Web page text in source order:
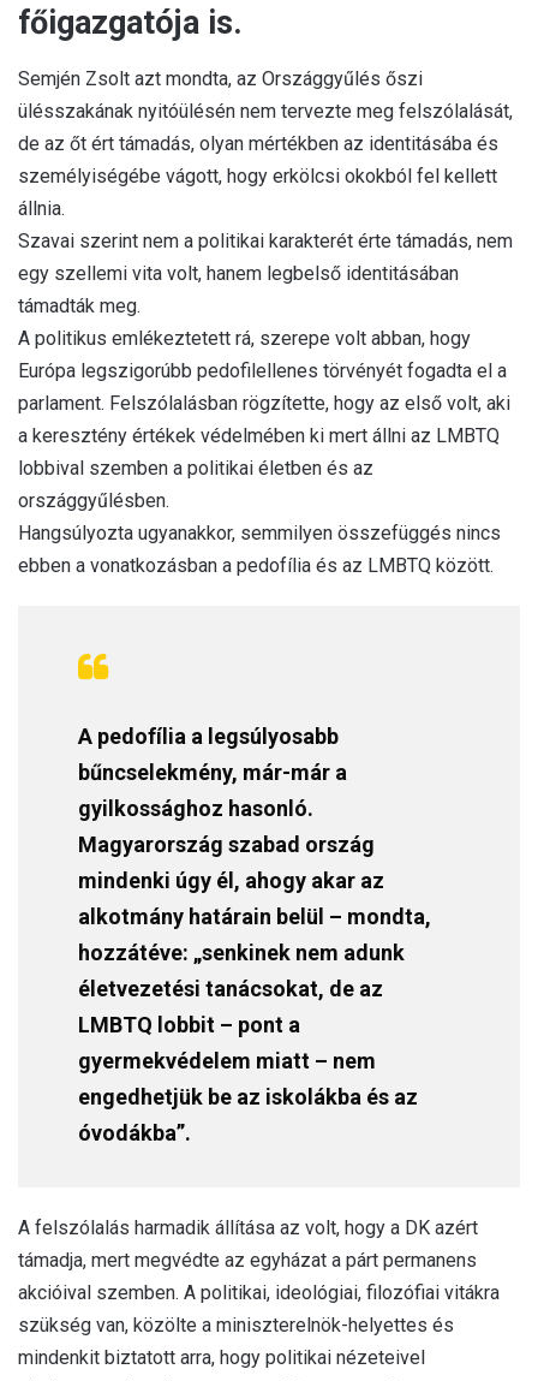
főigazgatója is.
Semjén Zsolt azt mondta, az Országgyűlés őszi
ülésszakának nyitóülésén nem tervezte meg felszólalását,
de az őt ért támadás, olyan mértékben az identitásába és
személyiségébe vágott, hogy erkölcsi okokból fel kellett
állnia.
Szavai szerint nem a politikai karakterét érte támadás, nem
egy szellemi vita volt, hanem legbelső identitásában
támadták meg.
A politikus emlékeztetett rá, szerepe volt abban, hogy
Európa legszigorúbb pedofilellenes törvényét fogadta el a
parlament. Felszólalásban rögzítette, hogy az első volt, aki
a keresztény értékek védelmében ki mert állni az LMBTQ
lobbival szemben a politikai életben és az
országgyűlésben.
Hangsúlyozta ugyanakkor, semmilyen összefüggés nincs
ebben a vonatkozásban a pedofília és az LMBTQ között.
A pedofília a legsúlyosabb
bűncselekmény, már-már a
gyilkossághoz hasonló.
Magyarország szabad ország
mindenki úgy él, ahogy akar az
alkotmány határain belül – mondta,
hozzátéve: „senkinek nem adunk
életvezetési tanácsokat, de az
LMBTQ lobbit – pont a
gyermekvédelem miatt – nem
engedhetjük be az iskolákba és az
óvodákba”.
A felszólalás harmadik állítása az volt, hogy a DK azért
támadja, mert megvédte az egyházat a párt permanens
akcióival szemben. A politikai, ideológiai, filozófiai vitákra
szükség van, közölte a miniszterelnök-helyettes és
mindenkit biztatott arra, hogy politikai nézeteivel